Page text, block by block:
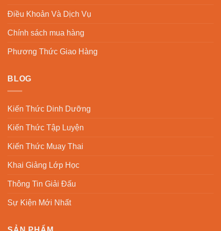
Điều Khoản Và Dịch Vụ
Chính sách mua hàng
Phương Thức Giao Hàng
BLOG
Kiến Thức Dinh Dưỡng
Kiến Thức Tập Luyện
Kiến Thức Muay Thai
Khai Giảng Lớp Học
Thông Tin Giải Đấu
Sự Kiện Mới Nhất